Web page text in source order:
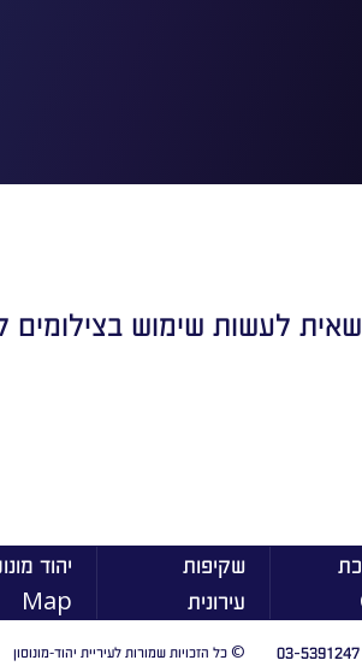
לעשות שימוש בצילומים
שקיפות
עירונית
Map
03-5391247 © כל הזכויות שמורות לעיריית יהוד-מונוסון